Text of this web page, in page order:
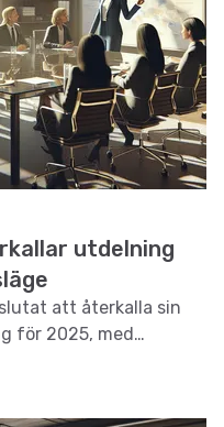
utdelning
att återkalla sin
för 2025, med